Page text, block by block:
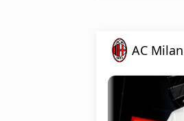
AC Milan